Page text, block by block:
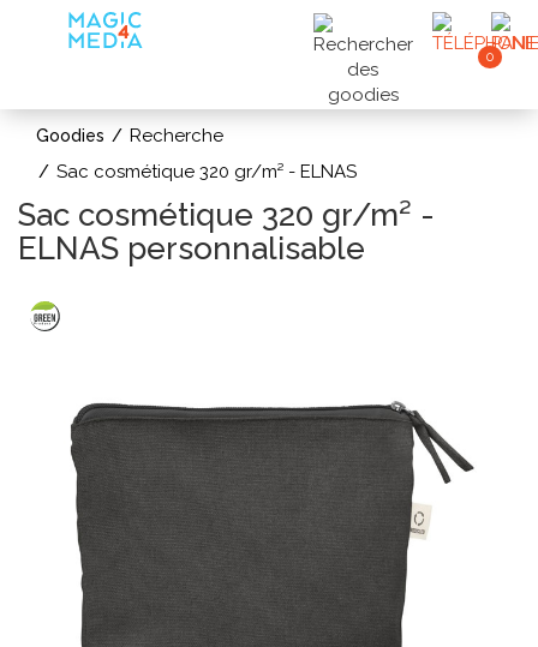
0
Goodies
Recherche
Sac cosmétique 320 gr/m² - ELNAS
Sac cosmétique 320 gr/m² -
ELNAS personnalisable